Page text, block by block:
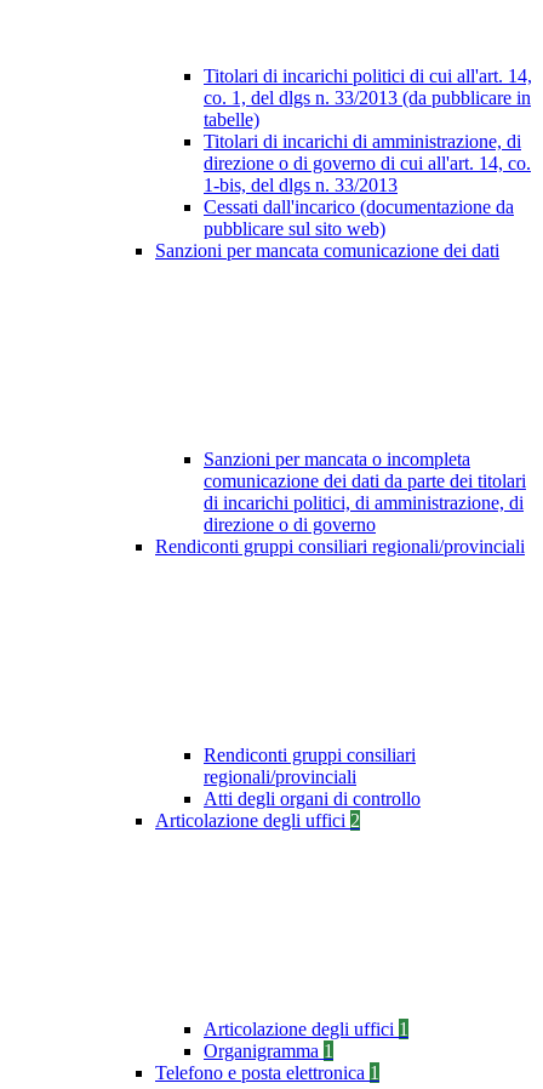
Titolari di incarichi politici di cui all'art. 14,
co. 1, del dlgs n. 33/2013 (da pubblicare in
tabelle)
Titolari di incarichi di amministrazione, di
direzione o di governo di cui all'art. 14, co.
1-bis, del dlgs n. 33/2013
Cessati dall'incarico (documentazione da
pubblicare sul sito web)
Sanzioni per mancata comunicazione dei dati
Sanzioni per mancata o incompleta
comunicazione dei dati da parte dei titolari
di incarichi politici, di amministrazione, di
direzione o di governo
Rendiconti gruppi consiliari regionali/provinciali
Rendiconti gruppi consiliari
regionali/provinciali
Atti degli organi di controllo
Articolazione degli uffici 2
Articolazione degli uffici 1
Organigramma 1
Telefono e posta elettronica 1